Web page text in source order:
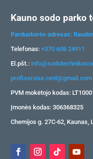
Kauno sodo parko
Parduotuvės adresas:
Telefonas:+370 608 24911
El.pšt.:
profiservise.rent@gmail.com
PVM mokėtojo kodas:
Įmonės kodas: 306368325
Chemijos g. 27C-62, Kaunas,